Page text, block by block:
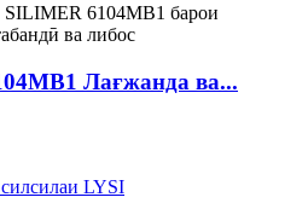
Лағжанда ва...
LYSI